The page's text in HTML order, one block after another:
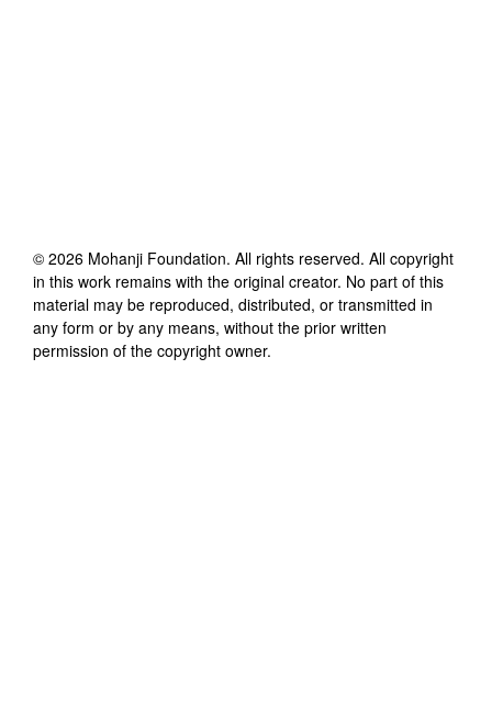
© 2026 Mohanji Foundation. All rights reserved. All copyright
in this work remains with the original creator. No part of this
material may be reproduced, distributed, or transmitted in
any form or by any means, without the prior written
permission of the copyright owner.